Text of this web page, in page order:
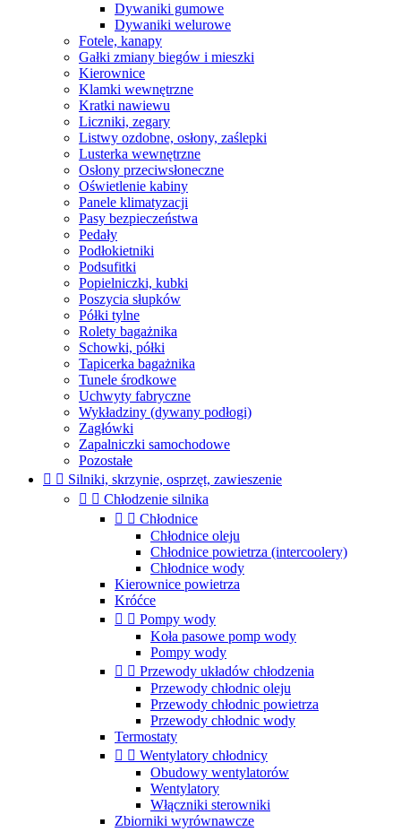
Dywaniki gumowe
Dywaniki welurowe
Fotele, kanapy
Gałki zmiany biegów i mieszki
Kierownice
Klamki wewnętrzne
Kratki nawiewu
Liczniki, zegary
Listwy ozdobne, osłony, zaślepki
Lusterka wewnętrzne
Osłony przeciwsłoneczne
Oświetlenie kabiny
Panele klimatyzacji
Pasy bezpieczeństwa
Pedały
Podłokietniki
Podsufitki
Popielniczki, kubki
Poszycia słupków
Półki tylne
Rolety bagażnika
Schowki, półki
Tapicerka bagażnika
Tunele środkowe
Uchwyty fabryczne
Wykładziny (dywany podłogi)
Zagłówki
Zapalniczki samochodowe
Pozostałe
  Silniki, skrzynie, osprzęt, zawieszenie
  Chłodzenie silnika
  Chłodnice
Chłodnice oleju
Chłodnice powietrza (intercoolery)
Chłodnice wody
Kierownice powietrza
Króćce
  Pompy wody
Koła pasowe pomp wody
Pompy wody
  Przewody układów chłodzenia
Przewody chłodnic oleju
Przewody chłodnic powietrza
Przewody chłodnic wody
Termostaty
  Wentylatory chłodnicy
Obudowy wentylatorów
Wentylatory
Włączniki sterowniki
Zbiorniki wyrównawcze